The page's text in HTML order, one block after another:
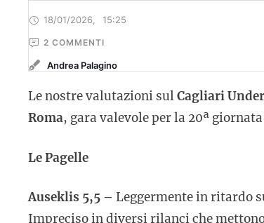
18/01/2026, 15:25
2 COMMENTI
Andrea Palagino
Le nostre valutazioni sulCagliari
Roma, gara valevole per la 20ª
Le Pagelle
Auseklis 5,5 – Leggermente in ritardo
Impreciso in diversi rilanci che